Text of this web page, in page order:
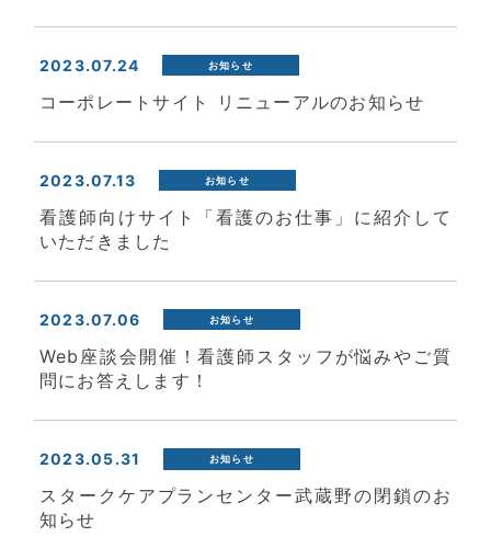
2023.07.24 お知らせ
コーポレートサイト リニューアルのお知らせ
2023.07.13 お知らせ
看護師向けサイト「看護のお仕事」に紹介して
いただきました
2023.07.06 お知らせ
Web座談会開催！看護師スタッフが悩みやご質
問にお答えします！
2023.05.31 お知らせ
スタークケアプランセンター武蔵野の閉鎖のお
知らせ